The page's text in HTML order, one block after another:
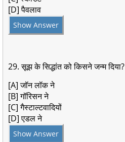
[D] पैवलाव
Show Answer
29. सूझ के सिद्धांत को किसने जन्म दिया?
[A] जॉन लॉक ने
[B] गॉरिसन ने
[C] गैस्टाल्टवादियों
[D] एडल ने
Show Answer